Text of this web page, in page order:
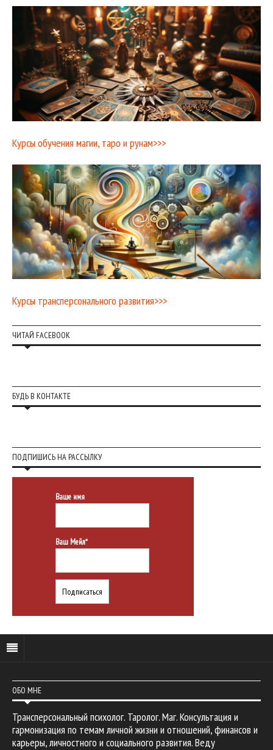
Курсы обучения магии, таро и рунам>>>
Курсы трансперсонального развития>>>
ЧИТАЙ FACEBOOK
БУДЬ В КОНТАКТЕ
ПОДПИШИСЬ НА РАССЫЛКУ
Ваше имя
Ваш Мейл*
ОБО МНЕ
Трансперсональный психолог. Таролог. Маг. Консультация и
гармонизация по темам личной жизни и отношений, финансов и
карьеры, личностного и социального развития. Веду